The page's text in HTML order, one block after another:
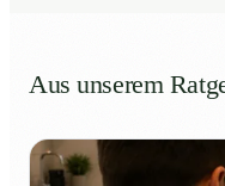
Aus unserem